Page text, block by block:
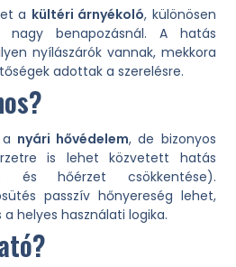
a kültéri árnyékoló, különösen
benapozásnál. A hatás
nyílászárók vannak, mekkora
adottak a szerelésre.
nyári hővédelem, de bizonyos
is lehet közvetett hatás
és hőérzet csökkentése).
passzív hőnyereség lehet,
helyes használati logika.